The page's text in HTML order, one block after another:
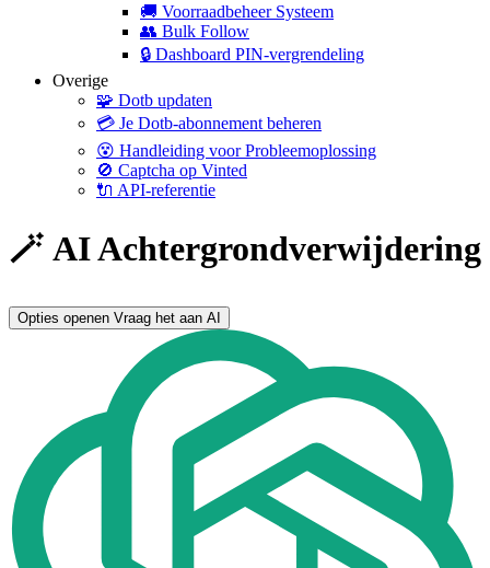
🚚 Voorraadbeheer Systeem
👥 Bulk Follow
🔒 Dashboard PIN-vergrendeling
Overige
🧩 Dotb updaten
💳 Je Dotb-abonnement beheren
😵 Handleiding voor Probleemoplossing
🚫 Captcha op Vinted
🔌 API-referentie
🪄 AI Achtergrondverwijdering
Opties openen Vraag het aan AI